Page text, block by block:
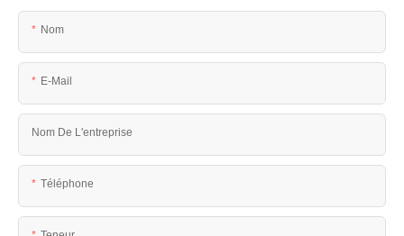
Nom
E-Mail
Nom De L'entreprise
Téléphone